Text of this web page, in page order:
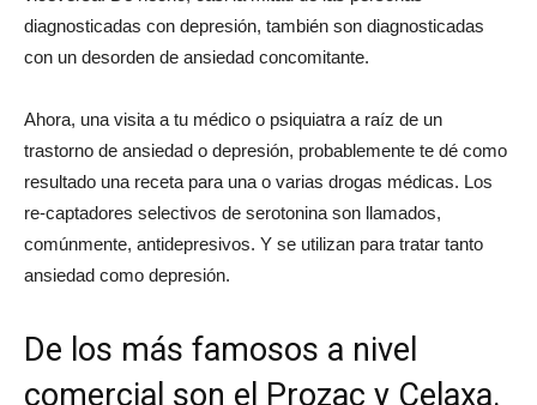
diagnosticadas con depresión, también son diagnosticadas
con un desorden de ansiedad concomitante.
Ahora, una visita a tu médico o psiquiatra a raíz de un
trastorno de ansiedad o depresión, probablemente te dé como
resultado una receta para una o varias drogas médicas. Los
re-captadores selectivos de serotonina son llamados,
comúnmente, antidepresivos. Y se utilizan para tratar tanto
ansiedad como depresión.
De los más famosos a nivel
comercial son el Prozac y Celaxa.